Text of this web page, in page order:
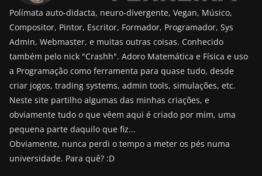
Polímata auto-didacta, neuro-divergente, Vegan, Músico,
Compositor, Pintor, Escritor, Formador, Programador, Sys
Admin, Webmaster, e muitas outras coisas. Conhecido
também pelo nick "Crashh". Adoro Matemática e Física e uso
a Programação como ferramenta para quase tudo, desde
criar jogos, trading systems, admin tools, simulações, etc.
Neste site partilho algumas das minhas criações, e
obviamente tudo o que vêem aqui é criado por mim, uma
pequena parte daquilo que fiz...
Obviamente, nunca perdi o tempo a meter os pés numa
universidade. Para quê? :D